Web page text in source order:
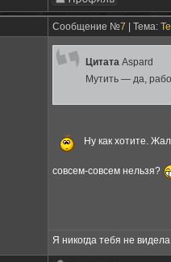
Сообщение №7 | Тема:
Цитата Aspard
Мутить — да,
Ну как хотите.
совсем-совсем нельзя?
Я никогда тебя не